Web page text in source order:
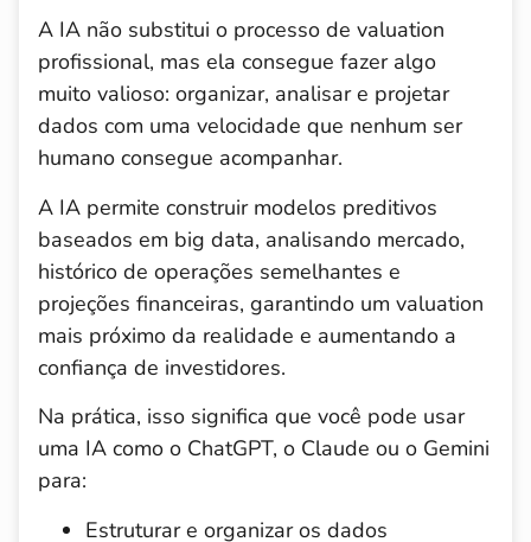
A IA não substitui o processo de valuation
profissional, mas ela consegue fazer algo
muito valioso: organizar, analisar e projetar
dados com uma velocidade que nenhum ser
humano consegue acompanhar.
A IA permite construir modelos preditivos
baseados em big data, analisando mercado,
histórico de operações semelhantes e
projeções financeiras, garantindo um valuation
mais próximo da realidade e aumentando a
confiança de investidores.
Na prática, isso significa que você pode usar
uma IA como o ChatGPT, o Claude ou o Gemini
para:
Estruturar e organizar os dados